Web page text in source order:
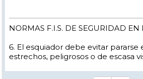
NORMAS F.I.S. DE SEGURIDAD EN
6. El esquiador debe evitar pararse
estrechos, peligrosos o de escasa